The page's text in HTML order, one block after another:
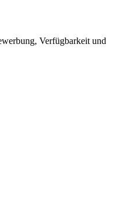
Verfügbarkeit und